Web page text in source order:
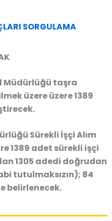
SORGULAMA
Müdürlüğü taşra
üzere üzere 1389
Sürekli İşçi Alım
1389 adet sürekli işçi
1305 adedi doğrudan
tutulmaksızın); 84
belirlenecek.